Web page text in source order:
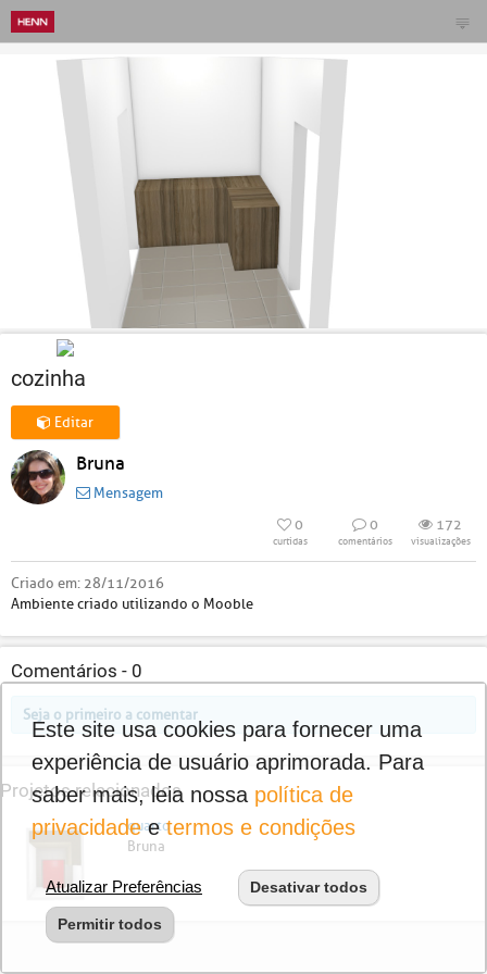
cozinha
Editar
Bruna
Mensagem
0
curtidas
0
comentários
172
visualizações
Criado em: 28/11/2016
Ambiente criado utilizando o Mooble
Comentários - 0
Seja o primeiro a comentar
Projetos relacionados
quarto
Bruna
Este site usa cookies para fornecer uma
experiência de usuário aprimorada. Para
saber mais, leia nossa política de
privacidadeetermos e condições
Atualizar Preferências Desativar todos
Permitir todos